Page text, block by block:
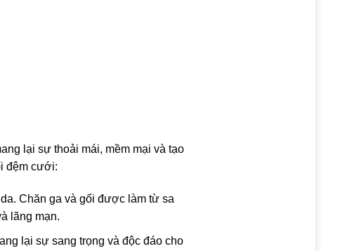
lại sự thoải mái, mềm mại và tạo
đệm cưới:
Chăn ga và gối được làm từ sa
lãng mạn.
lại sự sang trọng và độc đáo cho